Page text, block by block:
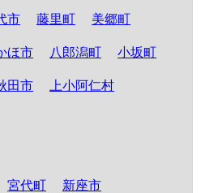
市 藤里町 美郷町
ほ市 八郎潟町 小坂町
田市 上小阿仁村
宮代町 新座市